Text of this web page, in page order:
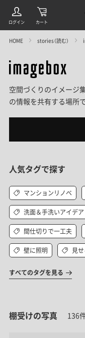
HOME stories（読む）
空間づくりのイメージ
の情報を共有する場所で
人気タグで探す
マンションリノベ
洗面＆手洗いアイデア
間仕切りで一工夫
壁に照明 見
すべてのタグを見る
棚受けの写真 136